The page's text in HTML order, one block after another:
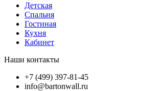
Детская
Спальня
Гостиная
Кухня
Кабинет
Наши контакты
+7 (499) 397-81-45
info@bartonwall.ru